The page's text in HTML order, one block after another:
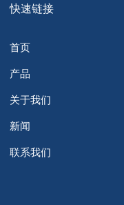
快速链接
首页
产品
关于我们
新闻
联系我们